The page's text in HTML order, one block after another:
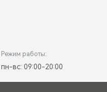
Режим работы:
пн-вс: 09:00-20:00